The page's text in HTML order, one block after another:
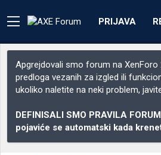
PRIJAVA
Apgrejdovali smo forum na XenForo
predloga vezanih za izgled ili
ukoliko naletite na neki problem,
DEFINISALI SMO PRAVILA
pojaviće se automatski kada